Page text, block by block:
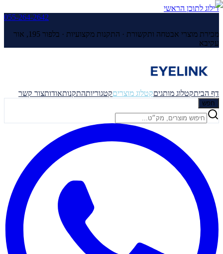
דילוג לתוכן הראשי
055-264-2642
מכירת מוצרי אבטחה ותקשורת · התקנות מקצועיות ·
בלפור 195, אור
עקיבא
דף הביתקטלוג מותגיםקטלוג מוצריםקטגוריותהתקנותאודותצור קשר
חפש